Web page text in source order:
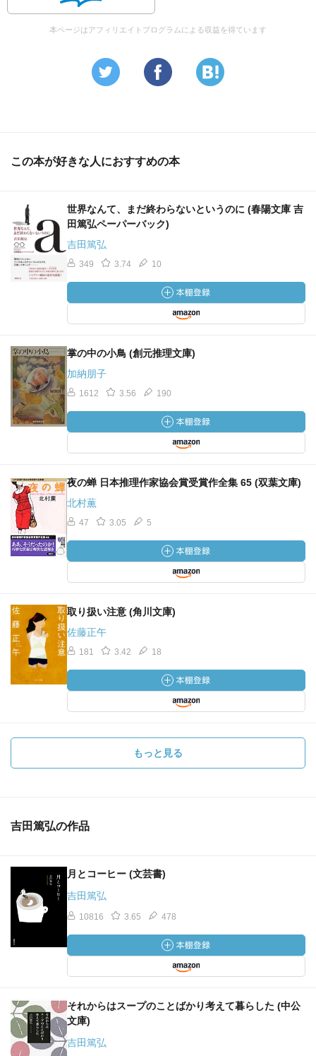
本ページはアフィリエイトプログラムによる収益を得ています
この本が好きな人におすすめの本
世界なんて、まだ終わらないというのに (春陽文庫 吉
田篤弘ペーパーバック)
吉田篤弘
349 3.74 10
掌の中の小鳥 (創元推理文庫)
加納朋子
1612 3.56 190
夜の蝉 日本推理作家協会賞受賞作全集 65 (双葉文庫)
北村薫
47 3.05 5
取り扱い注意 (角川文庫)
佐藤正午
181 3.42 18
もっと見る
吉田篤弘の作品
月とコーヒー (文芸書)
吉田篤弘
10816 3.65 478
それからはスープのことばかり考えて暮らした (中公
文庫)
吉田篤弘